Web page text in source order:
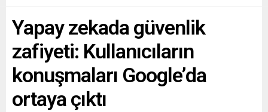
Yapay zekada güvenlik
zafiyeti: Kullanıcıların
konuşmaları Google’da
ortaya çıktı